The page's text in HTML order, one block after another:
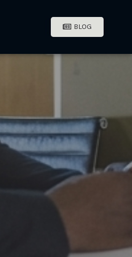
BLOG